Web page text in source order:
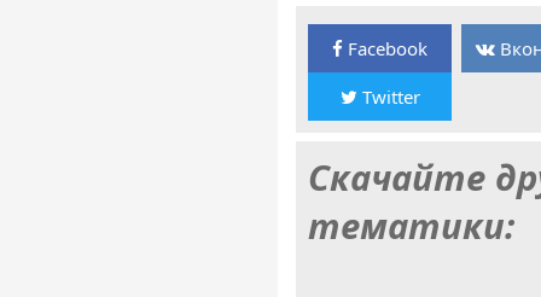
Facebook
Twitter
Скачайте
тематики: